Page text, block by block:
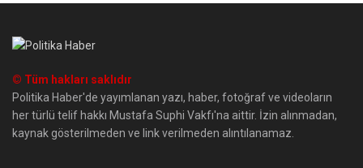
© Tüm hakları saklıdır
Politika Haber'de yayımlanan yazı, haber, fotoğraf ve videoların
her türlü telif hakkı Mustafa Suphi Vakfı'na aittir. İzin alınmadan,
kaynak gösterilmeden ve link verilmeden alıntılanamaz.